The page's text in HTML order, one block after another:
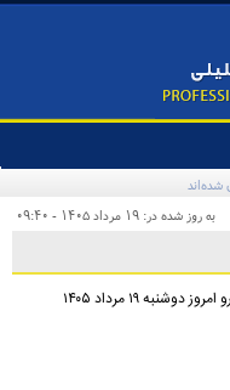
مخاطبان اینترنشنال
به روز شده در: ۱۹ مرداد ۱۴۰۵ - ۰۹:۴۰
۱۹ مرداد ۱۴۰۵